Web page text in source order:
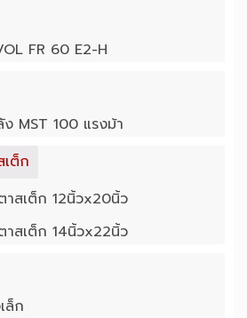
FR 60 E2-H
MST 100 แรงม้า
เต็ก
ตาสเต็ก 12นิ้วx20นิ้ว
ตาสเต็ก 14นิ้วx22นิ้ว
ล็ก